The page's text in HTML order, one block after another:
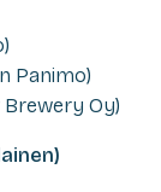
Panimo)
Brewery Oy)